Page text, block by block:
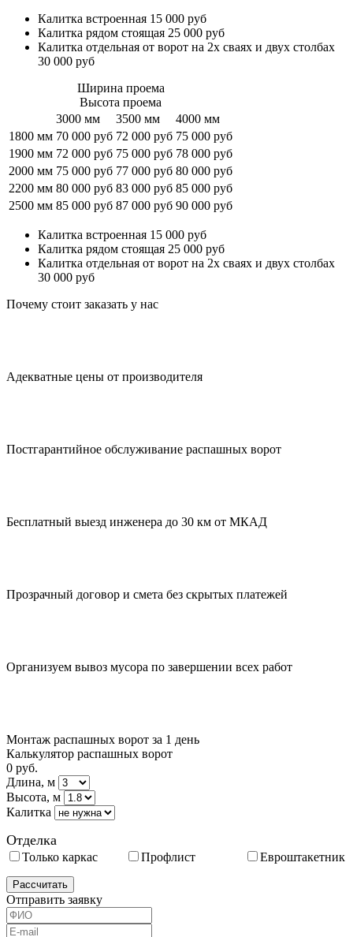
Калитка встроенная 15 000 руб
Калитка рядом стоящая 25 000 руб
Калитка отдельная от ворот на 2х сваях и двух столбах
30 000 руб
Ширина проема
Высота проема
3000 мм
3500 мм
4000 мм
1800 мм 70 000 руб 72 000 руб 75 000 руб
1900 мм 72 000 руб 75 000 руб 78 000 руб
2000 мм 75 000 руб 77 000 руб 80 000 руб
2200 мм 80 000 руб 83 000 руб 85 000 руб
2500 мм 85 000 руб 87 000 руб 90 000 руб
Калитка встроенная 15 000 руб
Калитка рядом стоящая 25 000 руб
Калитка отдельная от ворот на 2х сваях и двух столбах
30 000 руб
Почему стоит заказать у нас
Адекватные цены от производителя
Постгарантийное обслуживание распашных ворот
Бесплатный выезд инженера до 30 км от МКАД
Прозрачный договор и смета без скрытых платежей
Организуем вывоз мусора по завершении всех работ
Монтаж распашных ворот за 1 день
Калькулятор распашных ворот
0 руб.
Длина, м
Высота, м
Калитка
Отделка
Только каркас Профлист Евроштакетник
Отправить заявку